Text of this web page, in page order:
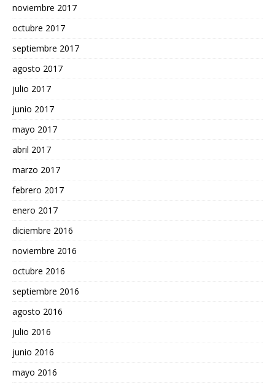
noviembre 2017
octubre 2017
septiembre 2017
agosto 2017
julio 2017
junio 2017
mayo 2017
abril 2017
marzo 2017
febrero 2017
enero 2017
diciembre 2016
noviembre 2016
octubre 2016
septiembre 2016
agosto 2016
julio 2016
junio 2016
mayo 2016